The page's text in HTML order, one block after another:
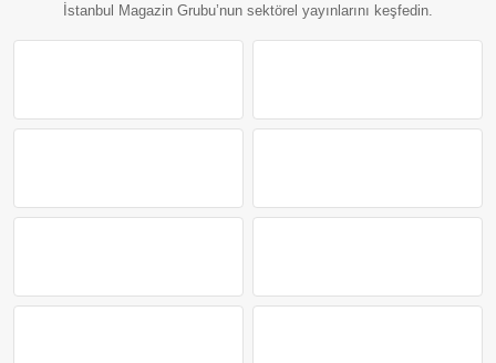
İstanbul Magazin Grubu’nun sektörel yayınlarını keşfedin.